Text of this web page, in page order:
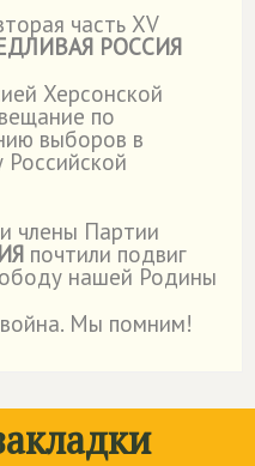
часть XV
РОССИЯ
Херсонской
по
выборов в
члены Партии
почтили подвиг
нашей Родины
война. Мы помним!